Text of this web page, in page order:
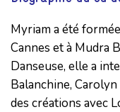
Myriam a été
Cannes et à Mudra
Danseuse, elle a
Balanchine,
des créations avec